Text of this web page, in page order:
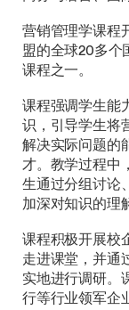
营销管理学课程
盟的全球20多个
课程之一。
课程强调学生能
识，引导学生将
解决实际问题的
才。教学过程中
生通过分组讨论
加深对知识的理
课程积极开展校
走进课堂，并通
实地进行调研。
行等行业领军企